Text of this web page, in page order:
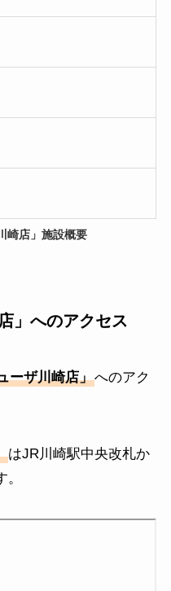
崎店 」施設概要
」 へのアクセス
ーザ川崎店」へのアク
はJR川崎駅中央改札か